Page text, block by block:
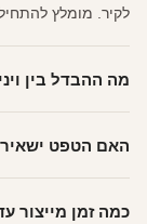
לקיר. מומלץ
מה ההבדל בין
פרמיום. קנבס — בד
האם הטפט ישאיר
מתאים לקיר מטויח,
כמה זמן מייצור